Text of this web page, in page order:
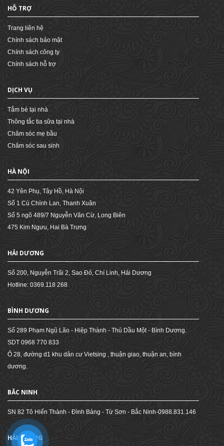
HỖ TRỢ
Trang liên hệ
Chính sách bảo mật
Chính sách công ty
Chính sách hỗ trợ
DỊCH VỤ
Tắm bé tại nhà
Thông tắc tia sữa tại nhà
Chăm sóc mẹ bầu
Chăm sóc sau sinh
HÀ NỘI
42 Yên Phụ, Tây Hồ, Hà Nội
Số 1 Cù Chính Lan, Thanh Xuân
Số 5 ngõ 489/7 Nguyễn Văn Cừ, Long Biên
475 Kim Ngưu, Hai Bà Trưng
HẢI DƯƠNG
Số 200, Nguyễn Trãi 2, Sao Đỏ, Chí Linh, Hải Dương
Hotline: 0369.118 268
BÌNH DƯƠNG
Số 289 Phạm Ngũ Lão - Hiệp Thành - Thủ Dầu Một - Bình Dương.
SDT 0968 770 833
Ô 28, đường d1 khu dân cư Vietsing , thuận giao, thuận an, bình
dương.
BẮC NINH
SN 82 Tô Hiến Thành - Đình Bảng - Từ Sơn - Bắc Ninh-0988.831.146
HẢI PHÒNG